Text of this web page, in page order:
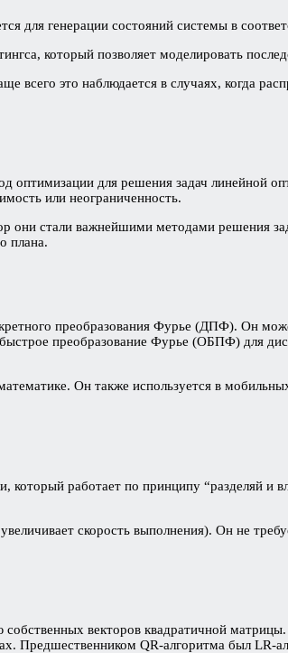
генерации состояний системы в
который позволяет моделировать
всего это наблюдается в случаях, когда
оптимизации для решения задач линейной
или неограниченность.
стали важнейшими методами решения
плана.
преобразования Фурье (ДПФ). Он
преобразование Фурье (ОБПФ) для
Он также используется в
который работает по принципу “разделяй
скорость выполнения). Он не
векторов квадратичной
QR-алгоритма был LR-